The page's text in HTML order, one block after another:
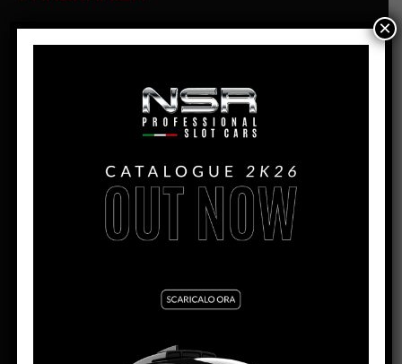
FORMULA 86/89 ROSSO CORSA
# NM IL KING 21 EVO3
2025
King Evo3 21.400 rpm
130mm
WHEELBASE:90mm
REAR AXLE/GUIDE DISTANCE: 95
BODY WEIGHT:-11g
×